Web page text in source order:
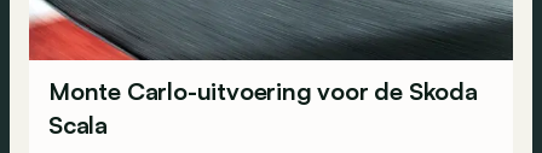
Monte Carlo-uitvoering voor de Skoda
Scala